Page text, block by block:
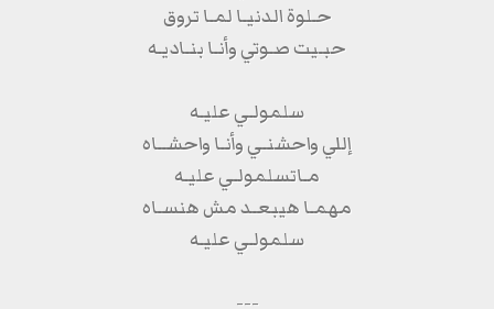
حـلوة الدنيـا لمـا تروق
حبـيت صـوتي وأنـا بنـاديـه
سلمولـي عليـه
إللي واحشنـي وأنـا واحشــاه
مـاتسلمولـي عليـه
مهمـا هيبعـد مش هنسـاه
سلمولـي عليـه
---